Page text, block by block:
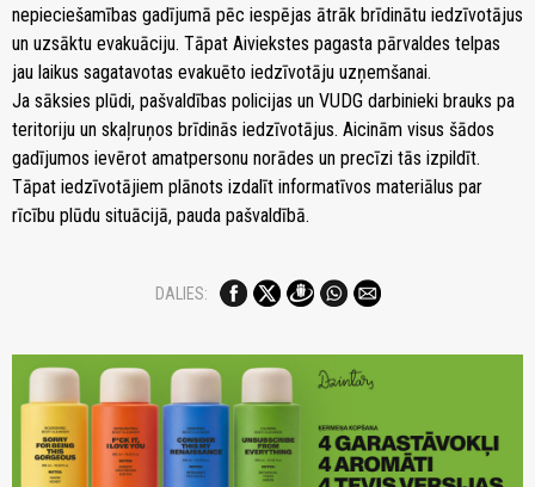
nepieciešamības gadījumā pēc iespējas ātrāk brīdinātu iedzīvotājus
un uzsāktu evakuāciju. Tāpat Aiviekstes pagasta pārvaldes telpas
jau laikus sagatavotas evakuēto iedzīvotāju uzņemšanai.
Ja sāksies plūdi, pašvaldības policijas un VUDG darbinieki brauks pa
teritoriju un skaļruņos brīdinās iedzīvotājus. Aicinām visus šādos
gadījumos ievērot amatpersonu norādes un precīzi tās izpildīt.
Tāpat iedzīvotājiem plānots izdalīt informatīvos materiālus par
rīcību plūdu situācijā, pauda pašvaldībā.
DALIES: